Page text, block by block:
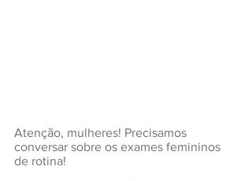
Atenção, mulheres! Precisamos
conversar sobre os exames femininos
de rotina!